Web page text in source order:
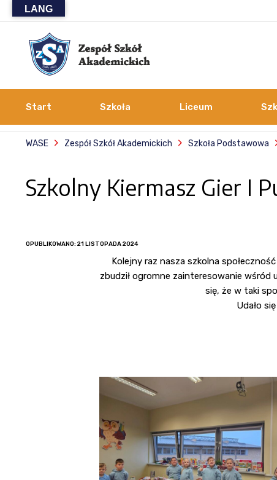
Start Szkoła Liceum
WASE Zespół Szkół Akademickich Szkoła Podstawowa
Szkolny Kiermasz Gier I
OPUBLIKOWANO: 21 LISTOPADA 2024
Kolejny raz nasza szkolna
zbudził ogromne zainteresowanie wśród
się, że w taki
Udało
LANG